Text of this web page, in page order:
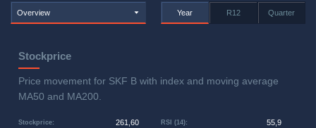
Overview Year R12 Quarter
Stockprice
Price movement for SKF B with index and moving average
MA50 and MA200.
Stockprice: 261,60 RSI (14): 55,9